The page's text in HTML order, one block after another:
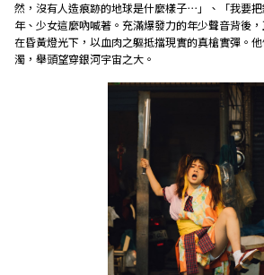
然，沒有人造痕跡的地球是什麼樣子⋯」、「我要
年、少女這麼吶喊著。充滿爆發力的年少聲音背後
在昏黃燈光下，以血肉之軀抵擋現實的真槍實彈。
濁，舉頭望穿銀河宇宙之大。